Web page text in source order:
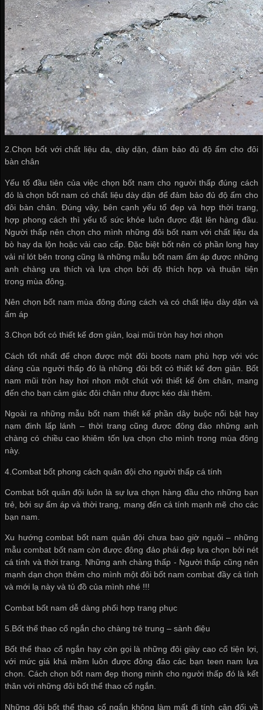
2.Chọn bốt với chất liệu da, dày dặn, đảm bảo đủ độ ấm cho đôi
bàn chân
Yếu tố đầu tiên của việc chọn bốt nam cho người thấp đúng cách
đó là chọn bốt nam có chất liệu dày dặn để đảm bảo đủ độ ấm cho
đôi bàn chân. Đúng vậy, bên cạnh yếu tố đẹp và hợp thời trang,
hợp phong cách thì yếu tố sức khỏe luôn được đặt lên hàng đầu.
Người thấp nên chọn cho mình những đôi bốt nam với chất liệu da
bò hay da lộn hoặc vải cao cấp. Đặc biệt bốt nên có phần long hay
vải nỉ lót bên trong cũng là những mẫu bốt nam ấm áp được những
anh chàng ưa thích và lựa chọn bởi độ thích hợp và thuận tiện
trong mùa đông.
Nên chọn bốt nam mùa đông đúng cách và có chất liệu dày dặn và
ấm áp
3.Chọn bốt có thiết kế đơn giản, loại mũi tròn hay hơi nhọn
Cách tốt nhất để chọn được một đôi boots nam phù hợp với vóc
dáng của người thấp đó là những đôi bốt có thiết kế đơn giản. Bốt
nam mũi tròn hay hơi nhọn một chút với thiết kế ôm chân, mang
đến cho bạn cảm giác đôi chân như được kéo dài thêm.
Ngoài ra những mẫu bốt nam thiết kế phần dây buộc nổi bật hay
nạm đinh lấp lánh – thời trang cũng được đông đảo những anh
chàng có chiều cao khiêm tốn lựa chọn cho mình trong mùa đông
này.
4.Combat bốt phong cách quân đội cho người thấp cá tính
Combat bốt quân đội luôn là sự lựa chọn hàng đầu cho những bạn
trẻ, bởi sự ấm áp và thời trang, mang đến cá tính mạnh mẽ cho các
bạn nam.
Xu hướng combat bốt nam quân đội chưa bao giờ nguội – những
mẫu combat bốt nam còn được đông đảo phái đẹp lựa chọn bởi nét
cá tính và thời trang. Những anh chàng thấp - Người thấp cũng nên
mạnh dạn chọn thêm cho mình một đôi bốt nam combat đầy cá tính
và mới lạ này và tủ đồ của mình nhé !!!
Combat bốt nam dễ dàng phối hợp trang phục
5.Bốt thể thao cổ ngắn cho chàng trẻ trung – sành điệu
Bốt thể thao cổ ngắn hay còn gọi là những đôi giày cao cổ tiện lợi,
với mức giá khá mềm luôn được đông đảo các bạn teen nam lựa
chọn. Cách chọn bốt nam đẹp thong minh cho người thấp đó là kết
thân với những đôi bốt thể thao cổ ngắn.
Những đôi bốt thể thao cổ ngắn không làm mất đi tính cân đối về